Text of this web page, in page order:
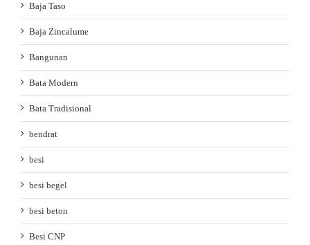
Baja Taso
Baja Zincalume
Bangunan
Bata Modern
Bata Tradisional
bendrat
besi
besi begel
besi beton
Besi CNP